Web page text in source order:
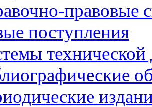
правовые
поступления